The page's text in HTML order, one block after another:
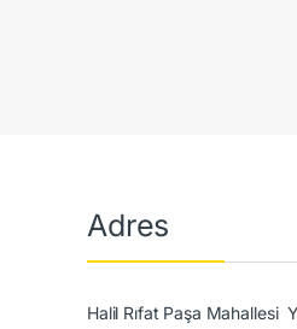
Adres
Halil Rıfat Paşa